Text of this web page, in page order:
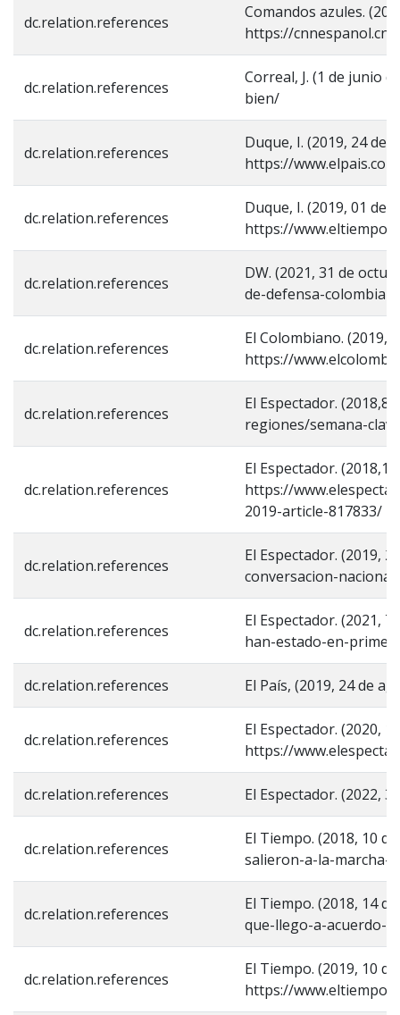
dc.relation.references
Comandos azules.
https://
dc.relation.references
Correal, J. (1 de junio
bien/
dc.relation.references
Duque, I. (2019, 24
https://
dc.relation.references
Duque, I. (2019, 01 de
https://
dc.relation.references
DW. (2021, 31 de
de-defensa-
dc.relation.references
El Colombiano. (2019,
https://
dc.relation.references
El Espectador.
regiones/semana-
dc.relation.references
El Espectador.
https://
2019-article-817833/
dc.relation.references
El Espectador. (2019,
conversacion-
dc.relation.references
El Espectador. (2021,
han-estado-en-
dc.relation.references El País, (2019, 24 de
dc.relation.references
El Espectador. (2020,
https://
dc.relation.references El Espectador. (2022,
dc.relation.references
El Tiempo. (2018, 10
salieron-a-la-marcha-
dc.relation.references
El Tiempo. (2018, 14
que-llego-a-acuerdo-
dc.relation.references
El Tiempo. (2019, 10
https://